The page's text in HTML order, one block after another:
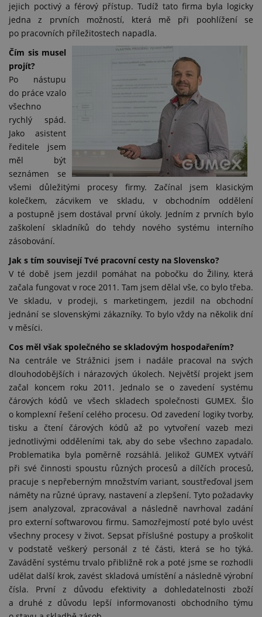
jejich poctivý a férový přístup. Tudíž tato firma byla logicky
jedna z prvních možností, která mě při poohlížení se
po pracovních příležitostech napadla.
Čím sis musel
projít?
Po nástupu
do práce vzalo
všechno
rychlý spád.
Jako asistent
ředitele jsem
měl být
seznámen se
všemi důležitými procesy firmy. Začínal jsem klasickým
kolečkem, zácvikem ve skladu, v obchodním oddělení
a postupně jsem dostával první úkoly. Jedním z prvních bylo
zaškolení skladníků do tehdy nového systému interního
zásobování.
Jak s tím souvisejí Tvé pracovní cesty na Slovensko?
V té době jsem jezdil pomáhat na pobočku do Žiliny, která
začala fungovat v roce 2011. Tam jsem dělal vše, co bylo třeba.
Ve skladu, v prodeji, s marketingem, jezdil na obchodní
jednání se slovenskými zákazníky. To bylo vždy na několik dní
v měsíci.
Cos měl však společného se skladovým hospodařením?
Na centrále ve Strážnici jsem i nadále pracoval na svých
dlouhodobějších i nárazových úkolech. Největší projekt jsem
začal koncem roku 2011. Jednalo se o zavedení systému
čárových kódů ve všech skladech společnosti GUMEX. Šlo
o komplexní řešení celého procesu. Od zavedení logiky tvorby,
tisku a čtení čárových kódů až po vytvoření vazeb mezi
jednotlivými odděleními tak, aby do sebe všechno zapadalo.
Problematika byla poměrně rozsáhlá. Jelikož GUMEX vytváří
při své činnosti spoustu různých procesů a dílčích procesů,
pracuje s nepřeberným množstvím variant, soustřeďoval jsem
náměty na různé úpravy, nastavení a zlepšení. Tyto požadavky
jsem analyzoval, zpracovával a následně navrhoval zadání
pro externí softwarovou firmu. Samozřejmostí poté bylo uvést
všechny procesy v život. Sepsat příslušné postupy a proškolit
v podstatě veškerý personál z té části, která se ho týká.
Zavádění systému trvalo přibližně rok a poté jsme se rozhodli
udělat další krok, zavést skladová umístění a následně výrobní
čísla. První z důvodu efektivity a dohledatelnosti zboží
a druhé z důvodu lepší informovanosti obchodního týmu